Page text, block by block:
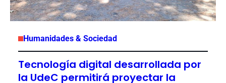
Humanidades & Sociedad
Tecnología digital desarrollada por
la UdeC permitirá proyectar la